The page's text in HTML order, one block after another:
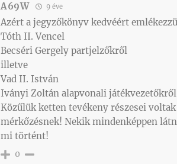
A69W 9 éve
Azért a jegyzőkönyv kedvéért
Tóth II. Vencel
Becséri Gergely partjelzőkről
illetve
Vad II. István
Iványi Zoltán alapvonali
Közűlük ketten tevékeny részesei
mérkőzésnek! Nekik mindenképpen
mi történt!
0